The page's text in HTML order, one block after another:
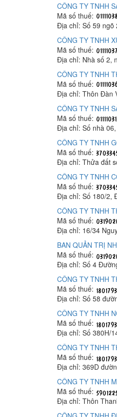
CÔNG TY TNHH
Mã số thuế:
Địa chỉ: Số 59 ngõ
CÔNG TY TNHH
Mã số thuế:
Địa chỉ: Nhà số 2,
CÔNG TY TNHH
Mã số thuế:
Địa chỉ: Thôn Đàn
CÔNG TY TNHH
Mã số thuế:
Địa chỉ: Số nhà
CÔNG TY TNHH
Mã số thuế:
Địa chỉ: Thửa đất
CÔNG TY TNHH
Mã số thuế:
Địa chỉ: Số 180/2,
CÔNG TY TNHH
Mã số thuế:
Địa chỉ: 16/34
BAN QUẢN TRỊ
Mã số thuế:
Địa chỉ: Số 4
CÔNG TY TNHH
Mã số thuế:
Địa chỉ: Số 58
CÔNG TY TNHH
Mã số thuế:
Địa chỉ: Số 380H/
CÔNG TY TNHH
Mã số thuế:
Địa chỉ: 369D
CÔNG TY TNHH
Mã số thuế:
Địa chỉ: Thôn